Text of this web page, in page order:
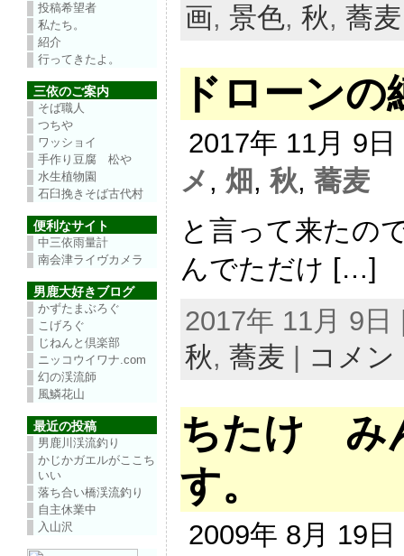
投稿希望者
私たち。
紹介
行ってきたよ。
三依のご案内
そば職人
つちや
ワッショイ
手作り豆腐 松や
水生植物園
石臼挽きそば古代村
便利なサイト
中三依雨量計
南会津ライヴカメラ
男鹿大好きブログ
かずたまぶろぐ
こげろぐ
じねんと倶楽部
ニッコウイワナ.com
幻の渓流師
風鱗花山
最近の投稿
男鹿川渓流釣り
かじかガエルがここち
いい
落ち合い橋渓流釣り
自主休業中
入山沢
画, 景色, 秋, 蕎麦
ドローンの
2017年 11月 9
メ , 畑 , 秋, 蕎麦
と言って来たの
んでただけ […]
2017年 11月 9
秋, 蕎麦 コメ
ちたけ み
す。
2009年 8月 19